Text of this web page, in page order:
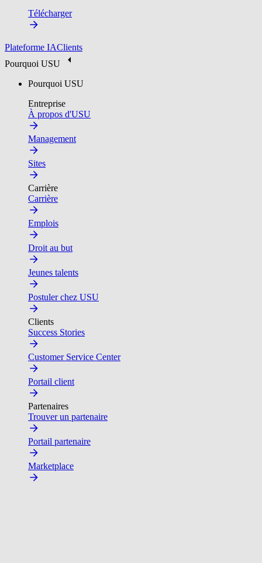
Télécharger
Plateforme IAClients
Pourquoi USU
Pourquoi USU
Entreprise
À propos d'USU
Management
Sites
Carrière
Carrière
Emplois
Droit au but
Jeunes talents
Postuler chez USU
Clients
Success Stories
Customer Service Center
Portail client
Partenaires
Trouver un partenaire
Portail partenaire
Marketplace